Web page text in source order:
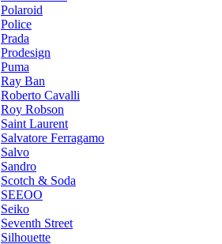
Polaroid
Police
Prada
Prodesign
Puma
Ray Ban
Roberto Cavalli
Roy Robson
Saint Laurent
Salvatore Ferragamo
Salvo
Sandro
Scotch & Soda
SEEOO
Seiko
Seventh Street
Silhouette